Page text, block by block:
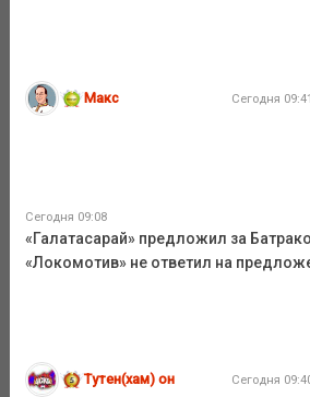
Макс Сегодня 09:41
Сегодня 09:08
«Галатасарай» предложил за
«Локомотив» не ответил на
Тутен(хам) он Сегодня